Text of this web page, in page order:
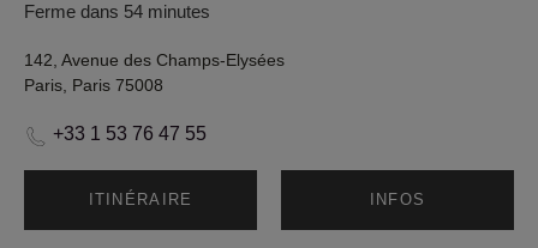
Ferme dans 54 minutes
142, Avenue des Champs-Elysées
Paris, Paris 75008
+33 1 53 76 47 55
ITINÉRAIRE INFOS